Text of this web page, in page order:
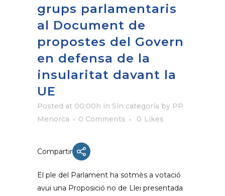
grups parlamentaris
al Document de
propostes del Govern
en defensa de la
insularitat davant la
UE
Posted at 00:00h in Sin categoría by PP
Menorca
0 Comments 0 Likes
Compartir
El ple del Parlament ha sotmès a votació
avui una Proposició no de Llei presentada